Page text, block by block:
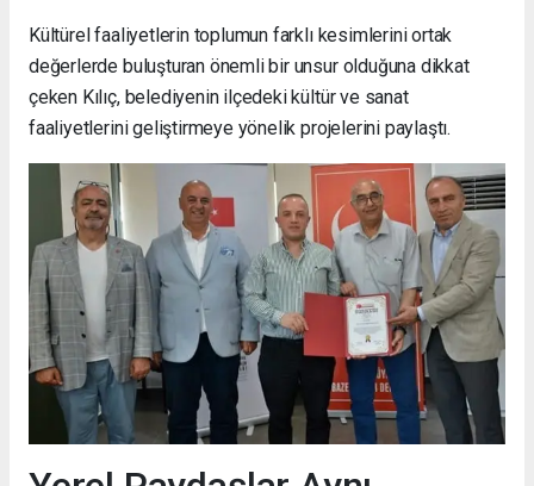
Kültürel faaliyetlerin toplumun farklı kesimlerini ortak
değerlerde buluşturan önemli bir unsur olduğuna dikkat
çeken Kılıç, belediyenin ilçedeki kültür ve sanat
faaliyetlerini geliştirmeye yönelik projelerini paylaştı.